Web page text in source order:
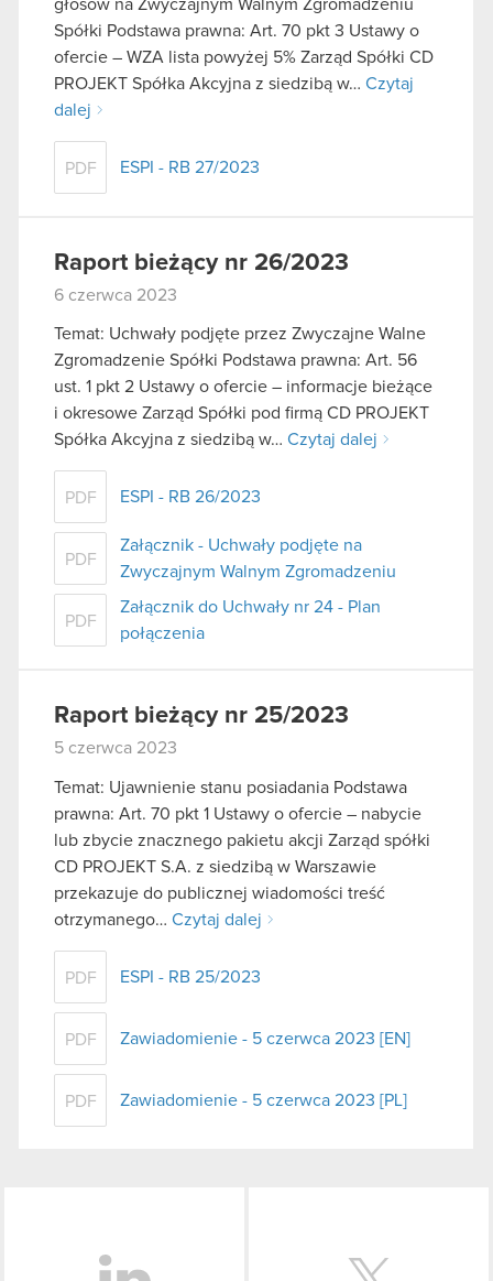
głosów na Zwyczajnym Walnym Zgromadzeniu
Spółki Podstawa prawna: Art. 70 pkt 3 Ustawy o
ofercie – WZA lista powyżej 5% Zarząd Spółki CD
PROJEKT Spółka Akcyjna z siedzibą w… Czytaj
dalej
PDF ESPI - RB 27/2023
Raport bieżący nr 26/2023
6 czerwca 2023
Temat: Uchwały podjęte przez Zwyczajne Walne
Zgromadzenie Spółki Podstawa prawna: Art. 56
ust. 1 pkt 2 Ustawy o ofercie – informacje bieżące
i okresowe Zarząd Spółki pod firmą CD PROJEKT
Spółka Akcyjna z siedzibą w… Czytaj dalej
PDF ESPI - RB 26/2023
PDF
Załącznik - Uchwały podjęte na
Zwyczajnym Walnym Zgromadzeniu
PDF
Załącznik do Uchwały nr 24 - Plan
połączenia
Raport bieżący nr 25/2023
5 czerwca 2023
Temat: Ujawnienie stanu posiadania Podstawa
prawna: Art. 70 pkt 1 Ustawy o ofercie – nabycie
lub zbycie znacznego pakietu akcji Zarząd spółki
CD PROJEKT S.A. z siedzibą w Warszawie
przekazuje do publicznej wiadomości treść
otrzymanego… Czytaj dalej
PDF ESPI - RB 25/2023
PDF Zawiadomienie - 5 czerwca 2023 [EN]
PDF Zawiadomienie - 5 czerwca 2023 [PL]